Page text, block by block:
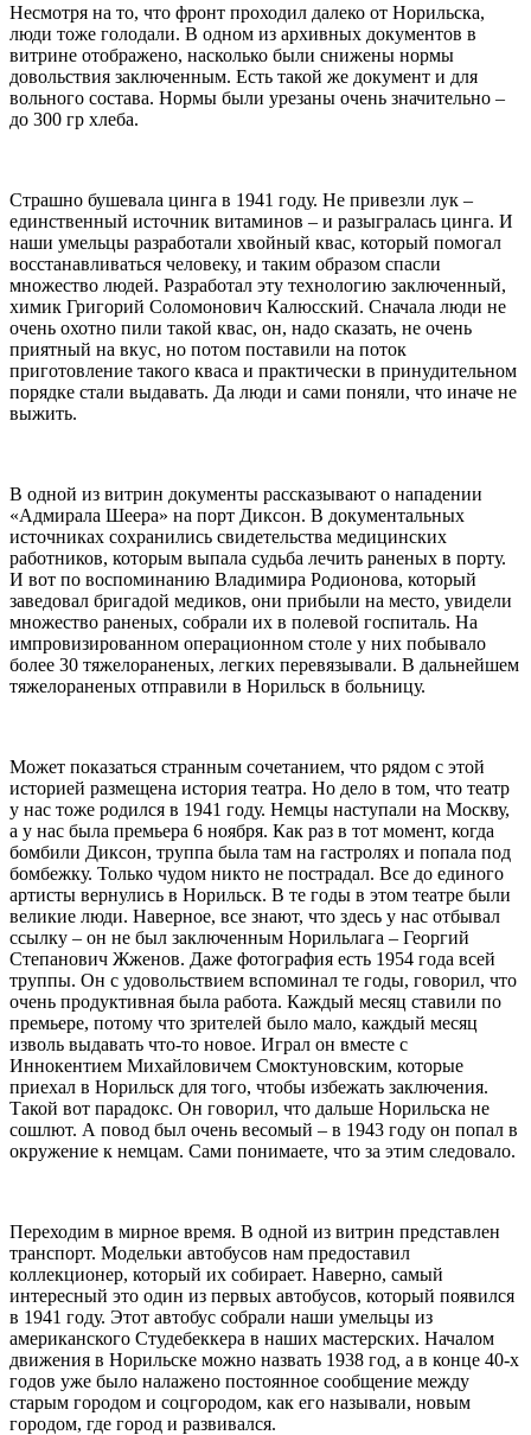
Несмотря на то, что фронт проходил далеко от Норильска,
люди тоже голодали. В одном из архивных документов в
витрине отображено, насколько были снижены нормы
довольствия заключенным. Есть такой же документ и для
вольного состава. Нормы были урезаны очень значительно –
до 300 гр хлеба.
Страшно бушевала цинга в 1941 году. Не привезли лук –
единственный источник витаминов – и разыгралась цинга. И
наши умельцы разработали хвойный квас, который помогал
восстанавливаться человеку, и таким образом спасли
множество людей. Разработал эту технологию заключенный,
химик Григорий Соломонович Калюсский. Сначала люди не
очень охотно пили такой квас, он, надо сказать, не очень
приятный на вкус, но потом поставили на поток
приготовление такого кваса и практически в принудительном
порядке стали выдавать. Да люди и сами поняли, что иначе не
выжить.
В одной из витрин документы рассказывают о нападении
«Адмирала Шеера» на порт Диксон. В документальных
источниках сохранились свидетельства медицинских
работников, которым выпала судьба лечить раненых в порту.
И вот по воспоминанию Владимира Родионова, который
заведовал бригадой медиков, они прибыли на место, увидели
множество раненых, собрали их в полевой госпиталь. На
импровизированном операционном столе у них побывало
более 30 тяжелораненых, легких перевязывали. В дальнейшем
тяжелораненых отправили в Норильск в больницу.
Может показаться странным сочетанием, что рядом с этой
историей размещена история театра. Но дело в том, что театр
у нас тоже родился в 1941 году. Немцы наступали на Москву,
а у нас была премьера 6 ноября. Как раз в тот момент, когда
бомбили Диксон, труппа была там на гастролях и попала под
бомбежку. Только чудом никто не пострадал. Все до единого
артисты вернулись в Норильск. В те годы в этом театре были
великие люди. Наверное, все знают, что здесь у нас отбывал
ссылку – он не был заключенным Норильлага – Георгий
Степанович Жженов. Даже фотография есть 1954 года всей
труппы. Он с удовольствием вспоминал те годы, говорил, что
очень продуктивная была работа. Каждый месяц ставили по
премьере, потому что зрителей было мало, каждый месяц
изволь выдавать что-то новое. Играл он вместе с
Иннокентием Михайловичем Смоктуновским, которые
приехал в Норильск для того, чтобы избежать заключения.
Такой вот парадокс. Он говорил, что дальше Норильска не
сошлют. А повод был очень весомый – в 1943 году он попал в
окружение к немцам. Сами понимаете, что за этим следовало.
Переходим в мирное время. В одной из витрин представлен
транспорт. Модельки автобусов нам предоставил
коллекционер, который их собирает. Наверно, самый
интересный это один из первых автобусов, который появился
в 1941 году. Этот автобус собрали наши умельцы из
американского Студебеккера в наших мастерских. Началом
движения в Норильске можно назвать 1938 год, а в конце 40-х
годов уже было налажено постоянное сообщение между
старым городом и соцгородом, как его называли, новым
городом, где город и развивался.